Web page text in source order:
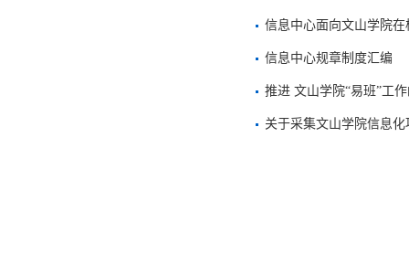
信息中心面向文山学院
信息中心规章制度汇编
推进 文山学院“易班”工
关于采集文山学院信息